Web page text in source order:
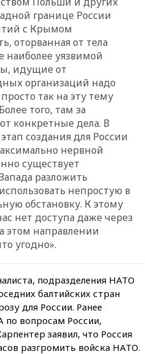
границе России
с Крымом
оторванная от тела
наиболее уязвимой
идущие от
организаций надо
так на эту тему
того, там за
конкретные дела. В
создания для России
нервной
существует
разложить
непростую в
обстановку. К этому
нет доступа даже через
этом направлении
угодно».
подразделения НАТО
балтийских стран
для России. Ранее
вопросам России,
заявил, что Россия
разгромить войска НАТО.